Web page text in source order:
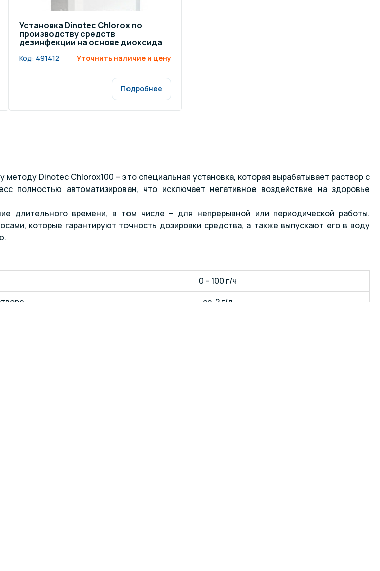
Установка Dinotec Chlorox по
производству средств
дезинфекции на основе диоксида
хлора 30 г/ч
Код: 491412 Уточнить наличие и цену
Подробнее
Dinotec Chlorox100 – это специальная установка, которая вырабатывает раствор с
полностью автоматизирован, что исключает негативное воздействие на здоровье
длительного времени, в том числе – для непрерывной или периодической работы.
которые гарантируют точность дозировки средства, а также выпускают его в воду
0 – 100 г/ч
ca. 2 г/л